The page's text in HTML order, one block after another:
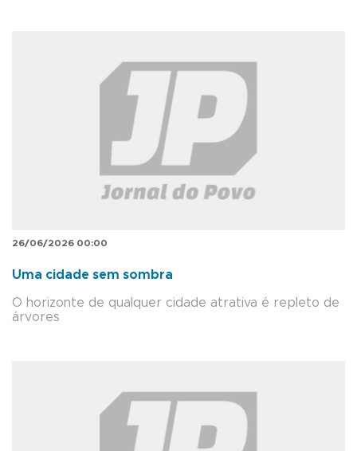
26/06/2026 00:00
Uma cidade sem sombra
O horizonte de qualquer cidade atrativa é repleto de
árvores